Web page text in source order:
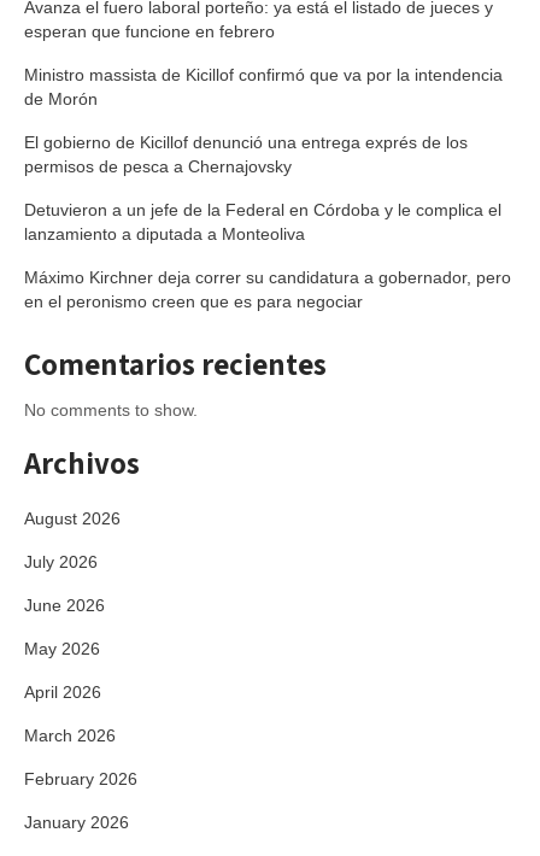
Avanza el fuero laboral porteño: ya está el listado de jueces y
esperan que funcione en febrero
Ministro massista de Kicillof confirmó que va por la intendencia
de Morón
El gobierno de Kicillof denunció una entrega exprés de los
permisos de pesca a Chernajovsky
Detuvieron a un jefe de la Federal en Córdoba y le complica el
lanzamiento a diputada a Monteoliva
Máximo Kirchner deja correr su candidatura a gobernador, pero
en el peronismo creen que es para negociar
Comentarios recientes
No comments to show.
Archivos
August 2026
July 2026
June 2026
May 2026
April 2026
March 2026
February 2026
January 2026